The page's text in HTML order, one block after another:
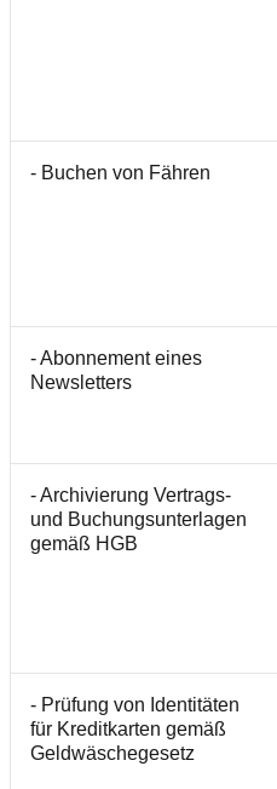
- Buchen von Fähren
- Abonnement eines
Newsletters
- Archivierung Vertrags-
und Buchungsunterlagen
gemäß HGB
- Prüfung von Identitäten
für Kreditkarten gemäß
Geldwäschegesetz